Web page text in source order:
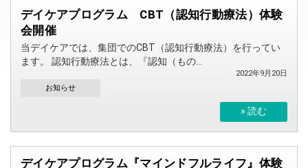
デイケアプログラム CBT（認知行動療法）体験
会開催
当デイケアでは、集団でのCBT（認知行動療法）を行ってい
ます。 認知行動療法とは、『認知（もの...
2022年9月20日
お知らせ
» 読む
デイケアプログラム『マインドフルライフ』体験